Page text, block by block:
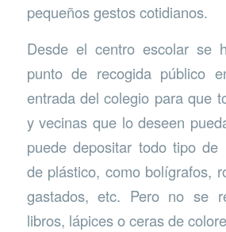
pequeños gestos cotidianos.
Desde el centro escolar se
punto de recogida público
entrada del colegio para que
y vecinas que lo deseen
puede depositar todo tipo de
de plástico, como bolígrafos,
gastados, etc. Pero no se
libros, lápices o ceras de